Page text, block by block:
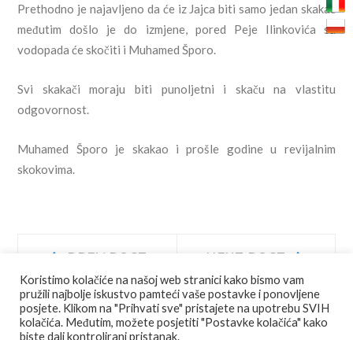
Prethodno je najavljeno da će iz Jajca biti samo jedan skakač
međutim došlo je do izmjene, pored Peje Ilinkovića sa
vodopada će skočiti i Muhamed Šporo.
Svi skakači moraju biti punoljetni i skaču na vlastitu
odgovornost.
Muhamed Šporo je skakao i prošle godine u revijalnim
skokovima.
Navigacija
objava
PREV POST NEXT POST
Koristimo kolačiće na našoj web stranici kako bismo vam
pružili najbolje iskustvo pamteći vaše postavke i ponovljene
posjete. Klikom na "Prihvati sve" pristajete na upotrebu SVIH
kolačića. Međutim, možete posjetiti "Postavke kolačića" kako
biste dali kontrolirani pristanak.